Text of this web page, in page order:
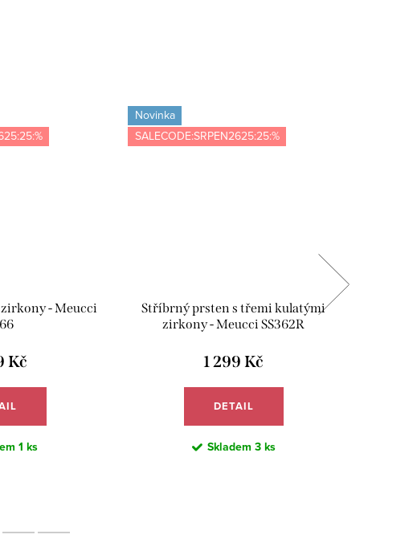
- Meucci
Kč
1 ks
Novinka
SALECODE:SRPEN2625:25:%
Stříbrný prsten s třemi kulatými
zirkony - Meucci SS362R
1 299 Kč
DETAIL
Skladem 3 ks